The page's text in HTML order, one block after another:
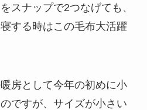
スナップで2つなげても、
する時はこの毛布大活躍
房として今年の初めに小
ですが、サイズが小さい